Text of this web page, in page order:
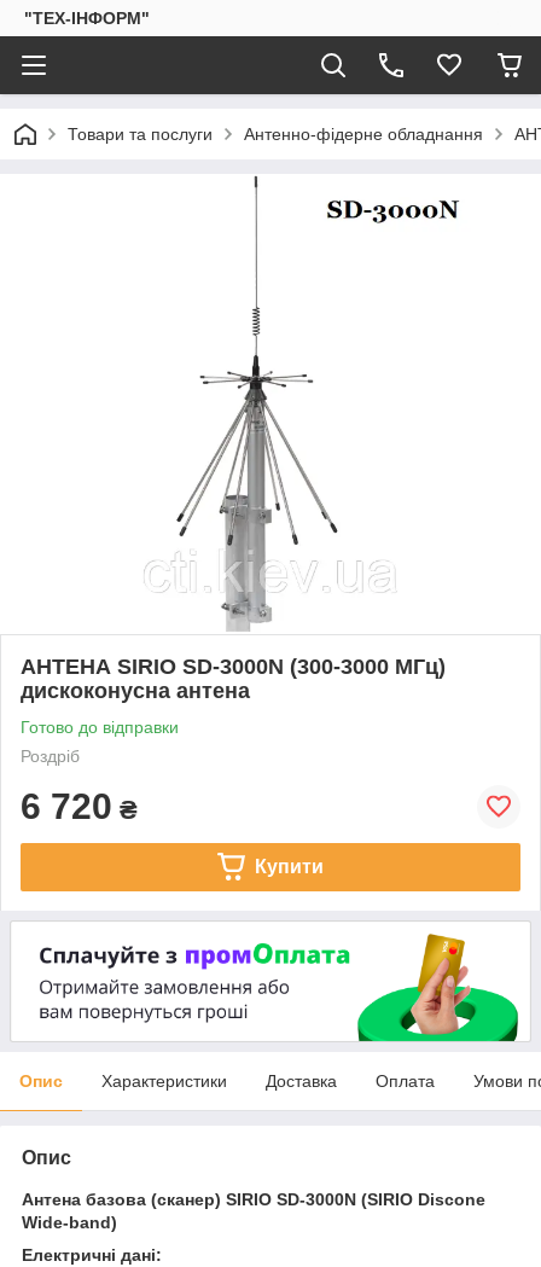
"ТЕХ-ІНФОРМ"
Товари та послуги Антенно-фідерне обладнання
АНТЕНА SIRIO SD-3000N (300-3000 МГц)
дискоконусна антена
Готово до відправки
Роздріб
6 720 ₴
Купити
Опис Характеристики Доставка Оплата Умови
Опис
Антена базова (сканер) SIRIO SD-3000N (SIRIO Discone
Wide-band)
Електричні дані: